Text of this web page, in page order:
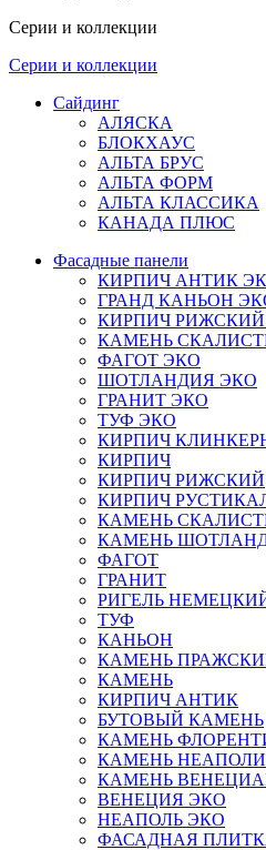
Серии и коллекции
Серии и коллекции
Сайдинг
АЛЯСКА
БЛОКХАУС
АЛЬТА БРУС
АЛЬТА ФОРМ
АЛЬТА КЛАССИКА
КАНАДА ПЛЮС
Фасадные панели
КИРПИЧ АНТИК
ГРАНД КАНЬОН
КИРПИЧ
КАМЕНЬ
ФАГОТ ЭКО
ШОТЛАНДИЯ ЭКО
ГРАНИТ ЭКО
ТУФ ЭКО
КИРПИЧ
КИРПИЧ
КИРПИЧ РИЖСКИЙ
КИРПИЧ
КАМЕНЬ
КАМЕНЬ
ФАГОТ
ГРАНИТ
РИГЕЛЬ
ТУФ
КАНЬОН
КАМЕНЬ
КАМЕНЬ
КИРПИЧ АНТИК
БУТОВЫЙ КАМЕНЬ
КАМЕНЬ
КАМЕНЬ
КАМЕНЬ
ВЕНЕЦИЯ ЭКО
НЕАПОЛЬ ЭКО
ФАСАДНАЯ